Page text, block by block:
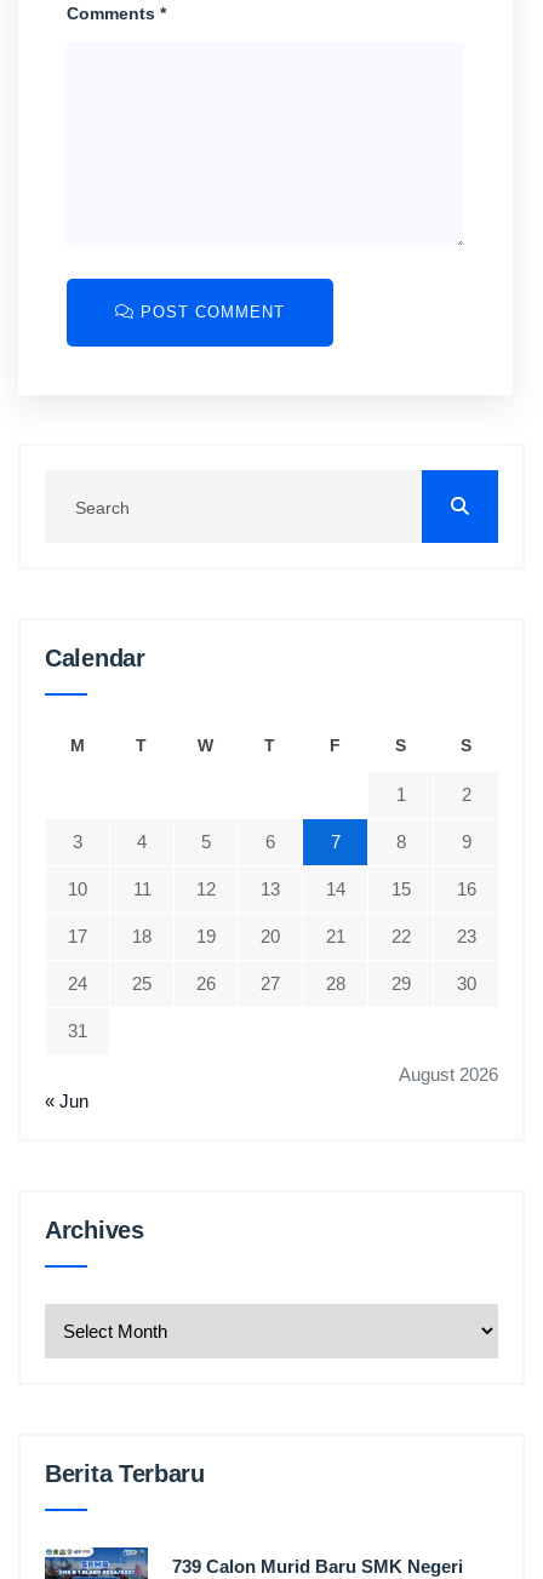
Comments *
POST COMMENT
Calendar
August 2026
M T W T F S S
1 2
3 4 5 6 7 8 9
10 11 12 13 14 15 16
17 18 19 20 21 22 23
24 25 26 27 28 29 30
31
« Jun
ArchivesArchives
Berita Terbaru
739 Calon Murid Baru SMK Negeri